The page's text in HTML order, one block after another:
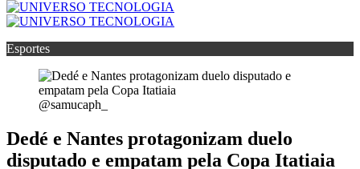
Esportes
@samucaph_
Dedé e Nantes protagonizam duelo
disputado e empatam pela Copa Itatiaia